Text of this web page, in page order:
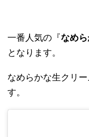
一番人気の『なめ
となります。
なめらかな生クリ
す。